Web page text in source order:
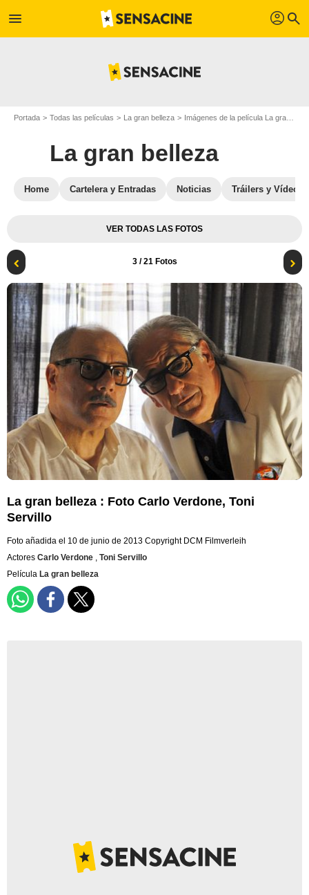
menu profil search
Portada Todas las películas La gran belleza Imágenes de la película La gran belleza
La gran belleza
Home Cartelera y Entradas Noticias Tráilers y Vídeos
VER TODAS LAS FOTOS
3/ 21 Fotos
La gran belleza : Foto Carlo Verdone, Toni
Servillo
Foto añadida el 10 de junio de 2013 Copyright DCM Filmverleih
Actores Carlo Verdone , Toni Servillo
Película La gran belleza